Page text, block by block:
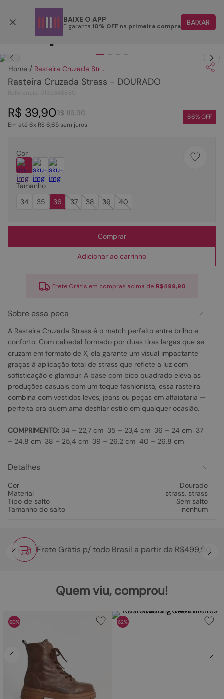
BAIXE O APP
E garanta 10% OFF na primeira compra BAIXAR
Rasteira Cruzada Strass - DOURADO
Rasteira Cruzada Strass - DOURADO
R$ 119,90
R$ 39,90
Em até6x R$6,65sem juros
66% OFF
Cor
Tamanho
36
34 35 37 38 39 40
Comprar
Adicionar ao carrinho
Frete Grátis em compras acima de R$499,90
Sobre essa peça
A Rasteira Cruzada Strass é o match perfeito entre brilho e
conforto. Com cabedal formado por duas tiras largas que se
cruzam em formato de X, ela garante um visual impactante
graças à aplicação total de strass que reflete a luz com
sofisticação e glamour. A base com bico quadrado eleva as
produções casuais com um toque fashionista, essa rasteira
combina com vestidos leves, jeans ou peças em alfaiataria —
perfeita pra quem ama desfilar estilo em qualquer ocasião.
COMPRIMENTO: 34 – 22,7 cm 35 – 23,4 cm 36 – 24 cm 37
– 24,8 cm 38 – 25,4 cm 39 – 26,2 cm 40 – 26,8 cm
Detalhes
Cor
Dourado
Material
strass, strass
Tipo de salto
Sem salto
Tamanho do salto
nenhum
Frete Grátis p/ todo Brasil a partir de R$499,90
Quem viu, comprou!
60% 62%
1º
2º
tenis
4º
sandalia
5º
rasteira
bolsa
sapatilha